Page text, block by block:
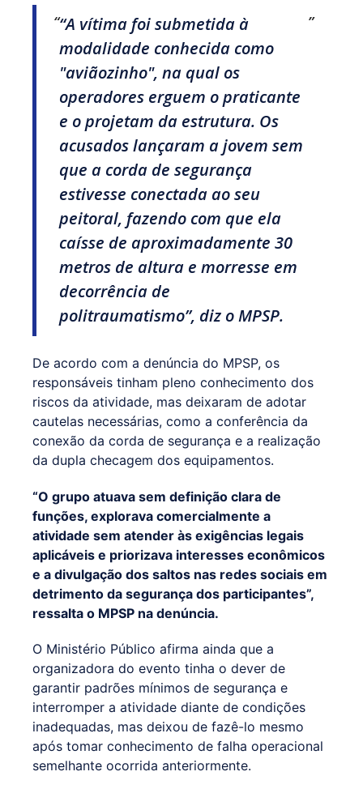
“A vítima foi submetida à
modalidade conhecida como
"aviãozinho", na qual os
operadores erguem o praticante
e o projetam da estrutura. Os
acusados lançaram a jovem sem
que a corda de segurança
estivesse conectada ao seu
peitoral, fazendo com que ela
caísse de aproximadamente 30
metros de altura e morresse em
decorrência de
politraumatismo”, diz o MPSP.
De acordo com a denúncia do MPSP, os
responsáveis tinham pleno conhecimento dos
riscos da atividade, mas deixaram de adotar
cautelas necessárias, como a conferência da
conexão da corda de segurança e a realização
da dupla checagem dos equipamentos.
“O grupo atuava sem definição clara de
funções, explorava comercialmente a
atividade sem atender às exigências legais
aplicáveis e priorizava interesses econômicos
e a divulgação dos saltos nas redes sociais em
detrimento da segurança dos participantes”,
ressalta o MPSP na denúncia.
O Ministério Público afirma ainda que a
organizadora do evento tinha o dever de
garantir padrões mínimos de segurança e
interromper a atividade diante de condições
inadequadas, mas deixou de fazê-lo mesmo
após tomar conhecimento de falha operacional
semelhante ocorrida anteriormente.